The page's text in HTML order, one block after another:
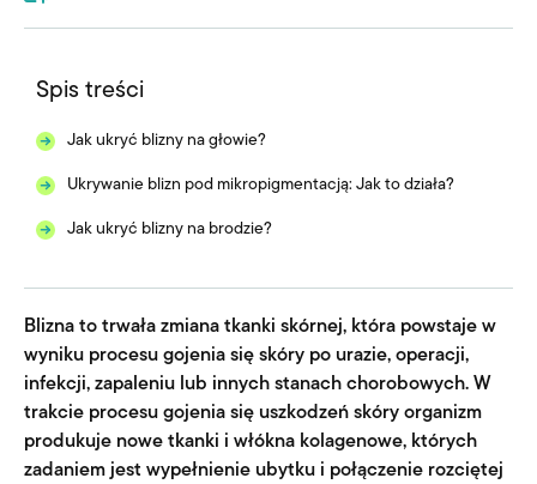
Spis treści
Jak ukryć blizny na głowie?
Ukrywanie blizn pod mikropigmentacją: Jak to działa?
Jak ukryć blizny na brodzie?
Blizna to trwała zmiana tkanki skórnej, która powstaje w
wyniku procesu gojenia się skóry po urazie, operacji,
infekcji, zapaleniu lub innych stanach chorobowych. W
trakcie procesu gojenia się uszkodzeń skóry organizm
produkuje nowe tkanki i włókna kolagenowe, których
zadaniem jest wypełnienie ubytku i połączenie rozciętej